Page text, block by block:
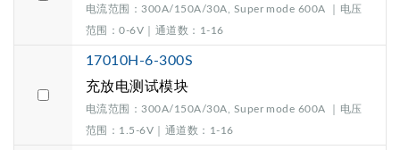
电流范围：300A/150A/30A, Super mode 600A ｜电压
范围：0-6V｜通道数：1-16
17010H-6-300S
充放电测试模块
电流范围：300A/150A/30A, Super mode 600A ｜电压
范围：1.5-6V｜通道数：1-16